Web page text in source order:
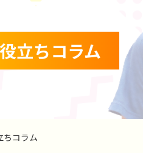
立ちコラム
ちコラム